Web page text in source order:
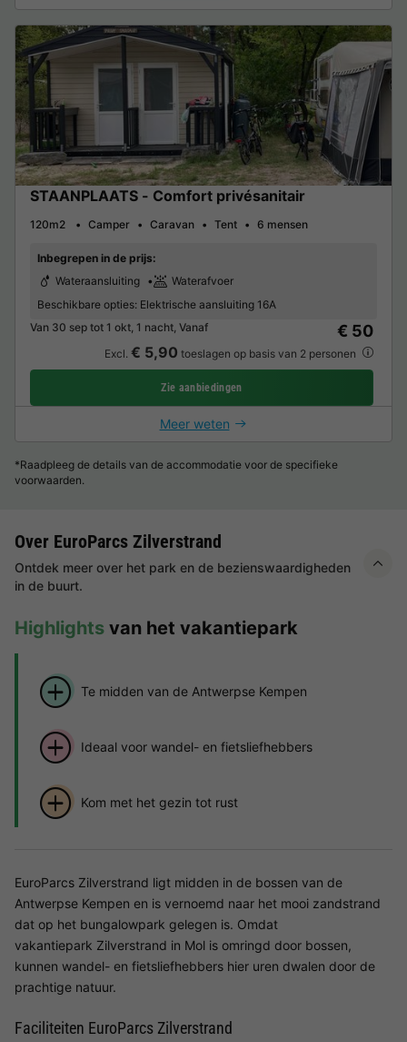
STAANPLAATS - Comfort privésanitair
120m2 Camper Caravan Tent 6 mensen
Inbegrepen in de prijs:
Wateraansluiting
Waterafvoer
Beschikbare opties: Elektrische aansluiting 16A
Van 30 sep tot 1 okt, 1 nacht, Vanaf
€ 50
Excl. € 5,90 toeslagen op basis van 2 personen
Zie aanbiedingen
Meer weten
*Raadpleeg de details van de accommodatie voor de specifieke
voorwaarden.
Over EuroParcs Zilverstrand
Ontdek meer over het park en de bezienswaardigheden
in de buurt.
Highlights van het vakantiepark
Te midden van de Antwerpse Kempen
Ideaal voor wandel- en fietsliefhebbers
Kom met het gezin tot rust
EuroParcs Zilverstrand ligt midden in de bossen van de
Antwerpse Kempen en is vernoemd naar het mooi zandstrand
dat op het bungalowpark gelegen is. Omdat
vakantiepark Zilverstrand in Mol is omringd door bossen,
kunnen wandel- en fietsliefhebbers hier uren dwalen door de
prachtige natuur.
Faciliteiten EuroParcs Zilverstrand